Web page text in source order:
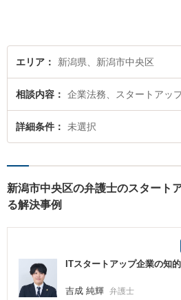
エリア 新潟県、新潟市中央区
相談内容 企業法務、スタートアッ
詳細条件 未選択
新潟市中央区の弁護士のスタート
る解決事例
ITスタートアップ企業の知
吉成 純輝 弁護士